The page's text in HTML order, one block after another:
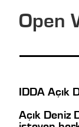
Open
IDDA Açık
Açık Deniz